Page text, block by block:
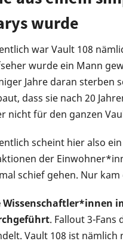
wurde
war Vault 108
wurde ein Mann
Jahre daran sterben
dass sie nach 20
nicht für den ganzen
scheint hier also
der
schief gehen. Nur
Wissenschaftler*innen
. Fallout 3-
Vault 108 ist